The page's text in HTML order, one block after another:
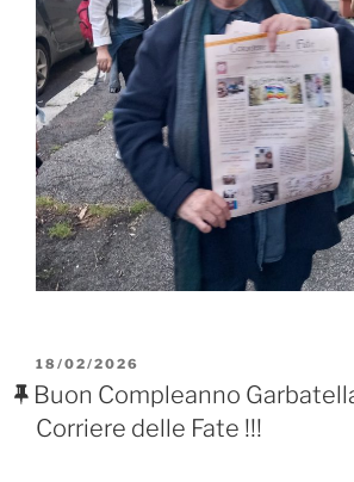
PUBBLICATO
IL
18/02/2026
Buon Compleanno
Corriere delle Fate !!!